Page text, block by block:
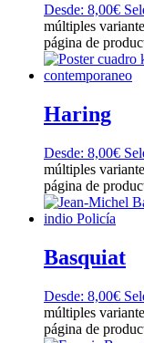
Desde: 8,00€
múltiples
página de
Haring
Desde: 8,00€
múltiples
página de
Basquiat
Desde: 8,00€
múltiples
página de